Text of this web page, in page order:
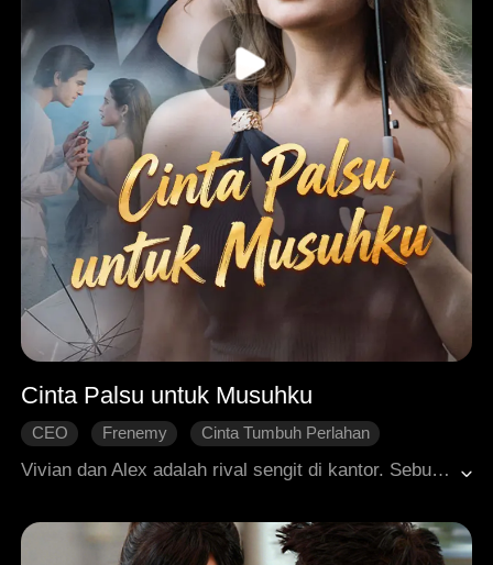
Cinta Palsu untuk Musuhku
CEO Frenemy
Cinta Tumbuh Perlahan
Vivian dan Alex adalah rival sengit di kantor. Sebuah insiden tak terduga mengantarkan mereka pada satu malam yang berantakan. Di luar dugaan, orang tua mereka malah diam-diam menjodohkan mereka lewat kencan buta. Vivian ingin mengembangkan bisnis produk dewasanya dan mencari investor, tapi Alex terus-terusan menggagalkannya. Di tengah adu mulut yang tiada henti, benih-benih rasa yang tak terduga justru mulai tumbuh. Permainan kotor sang mantan, kehamilan yang mengejutkan, dan krisis produk akhirnya mengikat takdir mereka menjadi satu. Dari saling melawan sampai harus bekerja sama untuk menghadapi tantangan, sepasang musuh bebuyutan akhirnya dipaksa mengakui perasaan sejati mereka di tengah segala kekacauan.